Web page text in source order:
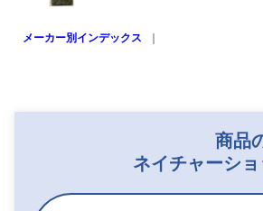
メーカー別インデックス
商品
ネイチャーシ